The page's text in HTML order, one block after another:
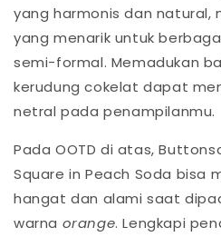
yang harmonis dan natural,
yang menarik untuk
semi-formal. Memadukan
kerudung cokelat dapat
netral pada penampilanmu.
Pada OOTD di atas,
Square in Peach Soda bisa
hangat dan alami saat
warna orange. Lengkapi